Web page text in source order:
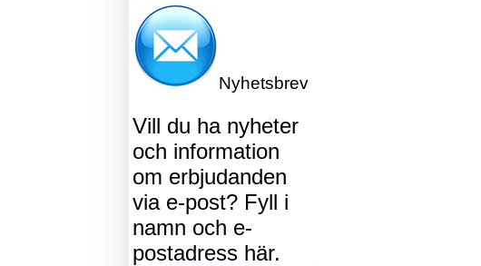
Nyhetsbrev
Vill du ha nyheter
och information
om erbjudanden
via e-post? Fyll i
namn och e-
postadress här.